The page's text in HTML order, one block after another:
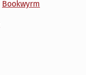
Bookwyrm